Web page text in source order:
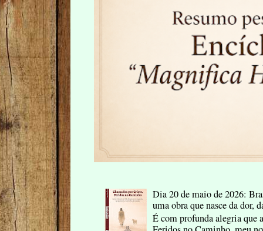
Dia 20 de maio de 2026:
uma obra que nasce da dor,
É com profunda alegria que